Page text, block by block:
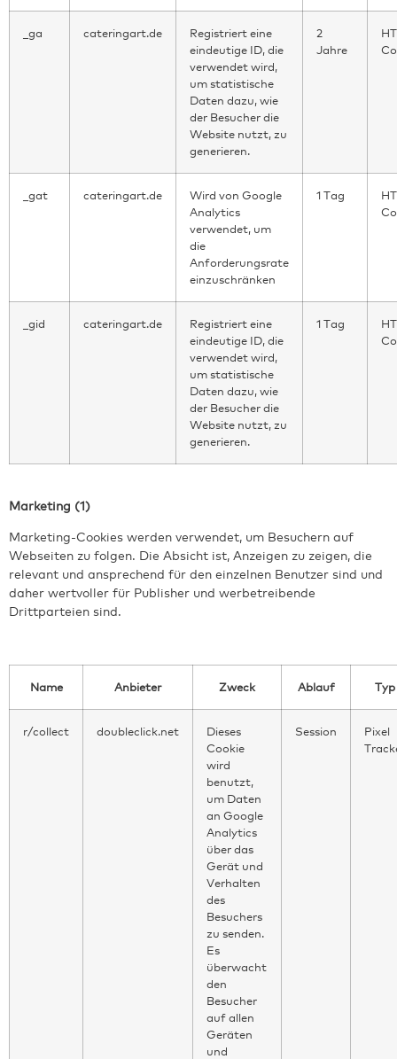
_ga cateringart.de
Registriert eine
eindeutige ID, die
verwendet wird,
um statistische
Daten dazu, wie
der Besucher die
Website nutzt, zu
generieren.
2
Jahre
_gat cateringart.de
Wird von Google
Analytics
verwendet, um
die
Anforderungsrate
einzuschränken
1 Tag
_gid cateringart.de
Registriert eine
eindeutige ID, die
verwendet wird,
um statistische
Daten dazu, wie
der Besucher die
Website nutzt, zu
generieren.
1 Tag
Marketing (1)
Marketing-Cookies werden verwendet, um Besuchern auf
Webseiten zu folgen. Die Absicht ist, Anzeigen zu zeigen, die
relevant und ansprechend für den einzelnen Benutzer sind und
daher wertvoller für Publisher und werbetreibende
Drittparteien sind.
Name Anbieter Zweck Ablauf Typ
r/collect doubleclick.net
Dieses
Cookie
wird
benutzt,
um Daten
an Google
Analytics
über das
Gerät und
Verhalten
des
Besuchers
zu senden.
Es
überwacht
den
Besucher
auf allen
Geräten
und
Session
Pixel